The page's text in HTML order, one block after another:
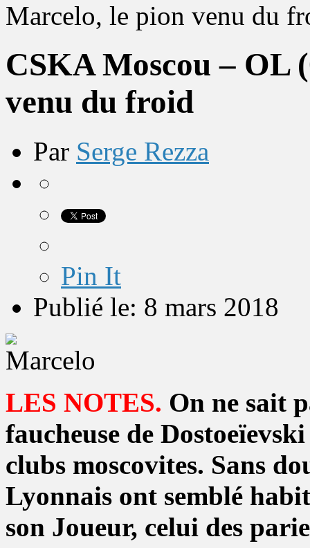
Marcelo, le pion venu du
CSKA Moscou – OL
venu du froid
Par Serge Rezza
Pin It
Publié le: 8 mars 2018
LES NOTES. On ne sait
faucheuse de
clubs moscovites. Sans
Lyonnais ont semblé
son Joueur, celui des